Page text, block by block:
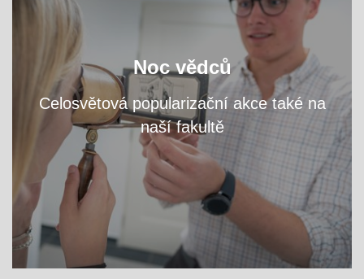
Noc vědců
Celosvětová popularizační akce také na
naší fakultě
Navštivte fakultní areál a
zjistěte na workshopech
přednáškách, čím se tu zabýváme.
VÍCE